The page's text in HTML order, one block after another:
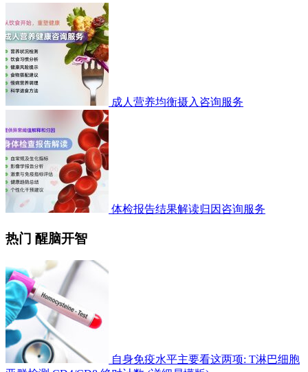
成人营养均衡摄入咨询服务
体检报告结果解读归因咨询服务
热门 醒脑开智
自身免疫水平主要看这两项: T淋巴细胞